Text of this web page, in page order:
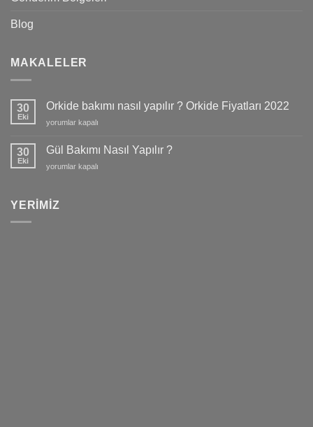
Blog
MAKALELER
30
Eki
Orkide bakımı nasıl yapılır ? Orkide Fiyatları 2022
Orkide
nasıl
?
2022
yorumlar kapalı
30
Eki
Gül Bakımı Nasıl Yapılır ?
Gül
Yapılır
yorumlar kapalı
YERIMIZ